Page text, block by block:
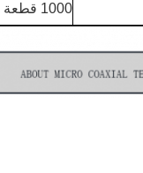
1000 قطعة